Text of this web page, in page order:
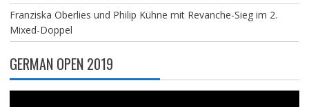
Franziska Oberlies und Philip Kühne mit Revanche-Sieg im 2.
Mixed-Doppel
GERMAN OPEN 2019